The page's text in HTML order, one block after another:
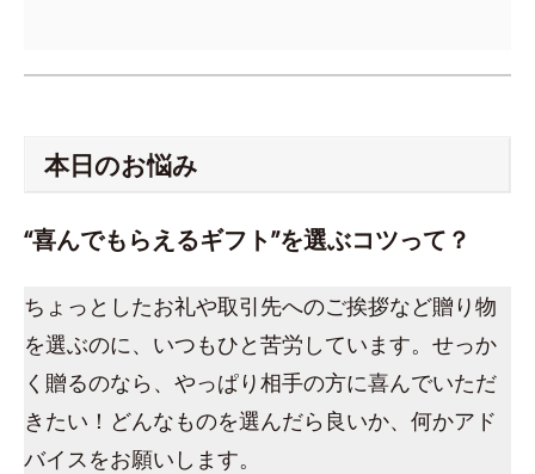
本日のお悩み
“喜んでもらえるギフト”を選ぶコツって？
ちょっとしたお礼や取引先へのご挨拶など贈り物
を選ぶのに、いつもひと苦労しています。せっか
く贈るのなら、やっぱり相手の方に喜んでいただ
きたい！どんなものを選んだら良いか、何かアド
バイスをお願いします。